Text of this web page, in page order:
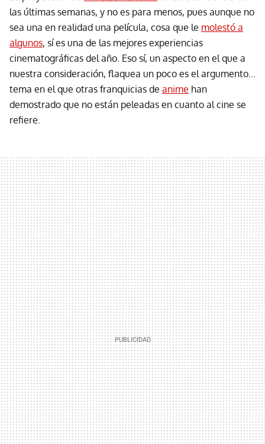
las últimas semanas, y no es para menos, pues aunque no
sea una en realidad una película, cosa que le molestó a
algunos, sí es una de las mejores experiencias
cinematográficas del año. Eso sí, un aspecto en el que a
nuestra consideración, flaquea un poco es el argumento...
tema en el que otras franquicias de anime han
demostrado que no están peleadas en cuanto al cine se
refiere.